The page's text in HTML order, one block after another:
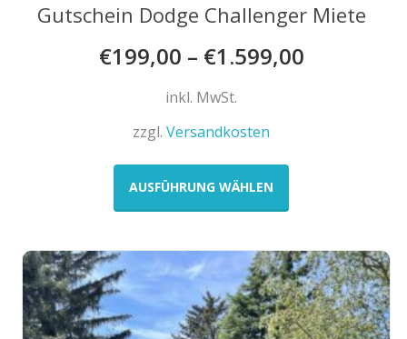
Gutschein Dodge Challenger Miete
€199,00 – €1.599,00
inkl. MwSt.
zzgl.Versandkosten
AUSFÜHRUNG WÄHLEN
Dieses
auf.
Die
Optionen
können